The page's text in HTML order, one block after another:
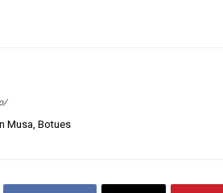
Musa, Botues